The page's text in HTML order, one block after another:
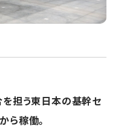
担う東日本の基幹セ
ら稼働。